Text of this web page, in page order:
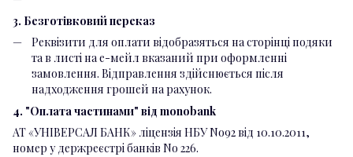
3. Безготівковий переказ
Реквізити для оплати відобразяться на сторінці подяки
та в листі на е-мейл вказаний при оформленні
замовлення. Відправлення здійснюється після
надходження грошей на рахунок.
4. "Оплата частинами" від monobank
АТ «УНІВЕРСАЛ БАНК» ліцензія НБУ No92 від 10.10.2011,
номер у держреєстрі банків No 226.